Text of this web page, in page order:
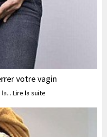
votre vagin
Lire la suite